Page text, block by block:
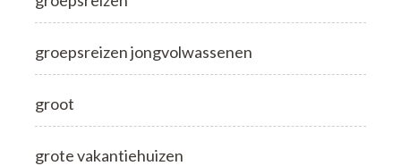
groepsreizen jongvolwassenen
groot
grote vakantiehuizen